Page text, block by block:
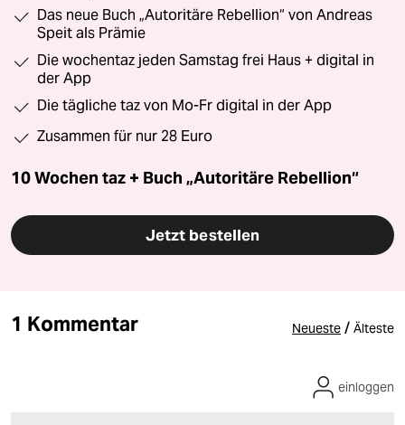
Das neue Buch „Autoritäre Rebellion“ von Andreas
Speit als Prämie
Die wochentaz jeden Samstag frei Haus + digital in
der App
Die tägliche taz von Mo-Fr digital in der App
Zusammen für nur 28 Euro
10 Wochen taz + Buch „Autoritäre Rebellion“
Jetzt bestellen
1 Kommentar Neueste / Älteste
einloggen